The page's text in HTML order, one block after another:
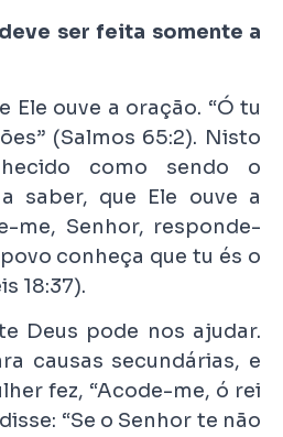
ser feita somente a
Ele ouve a oração. “Ó tu
(Salmos 65:2). Nisto
como sendo o
saber, que Ele ouve a
me, Senhor, responde-
conheça que tu és o
18:37).
Deus pode nos ajudar.
causas secundárias, e
fez, “Acode-me, ó rei
“Se o Senhor te não